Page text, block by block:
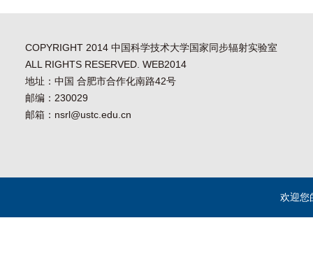
COPYRIGHT 2014 中国科学技术大学国家同步辐射实验室
ALL RIGHTS RESERVED. WEB2014
地址：中国 合肥市合作化南路42号
邮编：230029
邮箱：nsrl@ustc.edu.cn
欢迎您